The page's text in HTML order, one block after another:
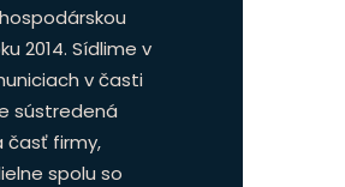
2014. Sídlime v
v časti
sústredená
časť firmy,
spolu so